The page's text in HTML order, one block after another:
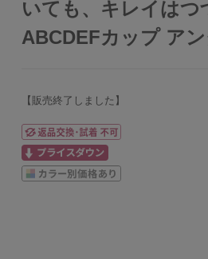
いても、キレイはつ
ABCDEFカップ ア
【販売終了しました】